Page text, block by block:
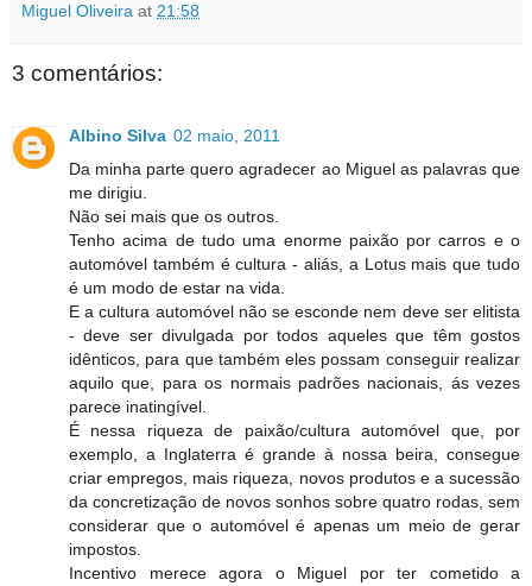
Miguel Oliveira at 21:58
3 comentários:
Albino Silva 02 maio, 2011
Da minha parte quero agradecer ao Miguel as palavras que
me dirigiu.
Não sei mais que os outros.
Tenho acima de tudo uma enorme paixão por carros e o
automóvel também é cultura - aliás, a Lotus mais que tudo
é um modo de estar na vida.
E a cultura automóvel não se esconde nem deve ser elitista
- deve ser divulgada por todos aqueles que têm gostos
idênticos, para que também eles possam conseguir realizar
aquilo que, para os normais padrões nacionais, ás vezes
parece inatingível.
É nessa riqueza de paixão/cultura automóvel que, por
exemplo, a Inglaterra é grande à nossa beira, consegue
criar empregos, mais riqueza, novos produtos e a sucessão
da concretização de novos sonhos sobre quatro rodas, sem
considerar que o automóvel é apenas um meio de gerar
impostos.
Incentivo merece agora o Miguel por ter cometido a